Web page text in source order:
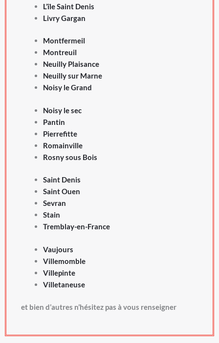
L’île Saint Denis
Livry Gargan
Montfermeil
Montreuil
Neuilly Plaisance
Neuilly sur Marne
Noisy le Grand
Noisy le sec
Pantin
Pierrefitte
Romainville
Rosny sous Bois
Saint Denis
Saint Ouen
Sevran
Stain
Tremblay-en-France
Vaujours
Villemomble
Villepinte
Villetaneuse
et bien d’autres n’hésitez pas à vous renseigner